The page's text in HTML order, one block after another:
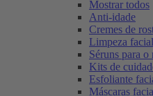
Mostrar todos
Anti-idade
Cremes de
Limpeza facial
Séruns para o
Kits de
Esfoliante
Máscaras